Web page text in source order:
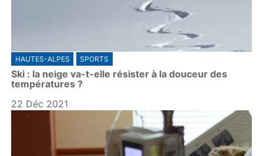
HAUTES-ALPES SPORTS
Ski : la neige va-t-elle résister à la douceur des
températures ?
22 Déc 2021